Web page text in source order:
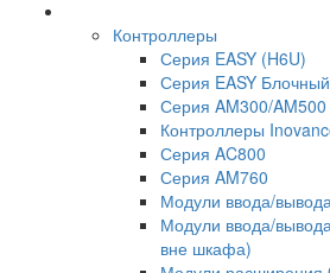
Контроллеры
Серия EASY (H6U)
Серия EASY
Серия AM300/AM500
Контроллеры
Серия AC800
Серия AM760
Модули ввода/
Модули ввода/
вне шкафа)